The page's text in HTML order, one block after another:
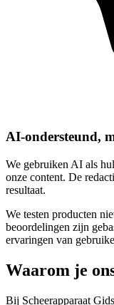
AI-ondersteund,
We gebruiken AI als
onze content. De
resultaat.
We testen producten
beoordelingen zijn
ervaringen van
Waarom je
Bij Scheerapparaat